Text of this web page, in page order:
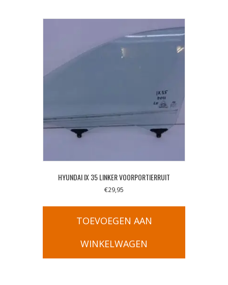
HYUNDAI IX 35 LINKER VOORPORTIERRUIT
€29,95
TOEVOEGEN AAN
WINKELWAGEN